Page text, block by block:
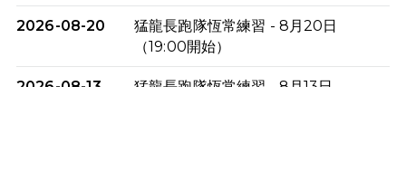
2026-08-20
猛龍長跑隊恆常練習 - 8月20日
（19:00開始）
2026-08-13
猛龍長跑隊恆常練習 - 8月13日